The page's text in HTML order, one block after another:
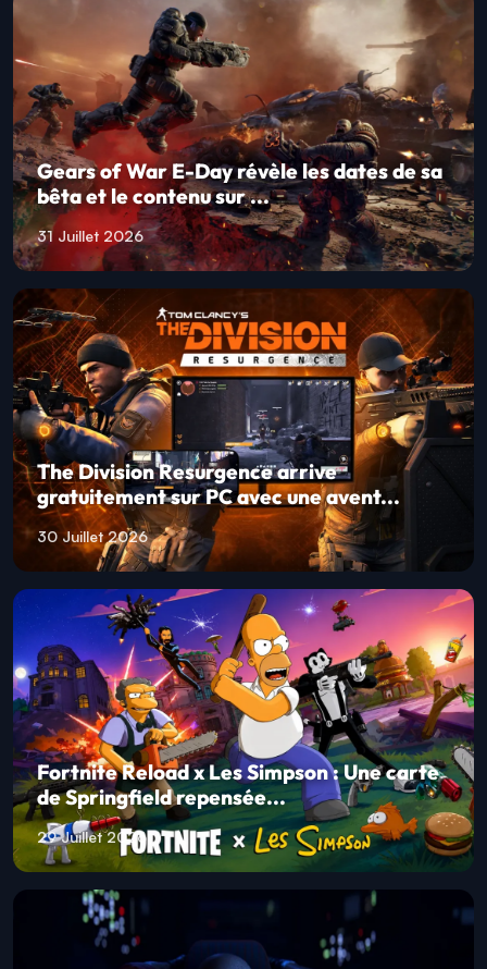
Gears of War E-Day révèle les dates de sa
bêta et le contenu sur ...
31 Juillet 2026
The Division Resurgence arrive
gratuitement sur PC avec une avent...
30 Juillet 2026
Fortnite Reload x Les Simpson : Une carte
de Springfield repensée...
29 Juillet 2026